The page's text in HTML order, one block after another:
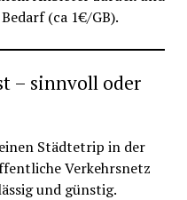
(ca 1€/GB).
– sinnvoll oder
Städtetrip in der
Verkehrsnetz
und günstig.